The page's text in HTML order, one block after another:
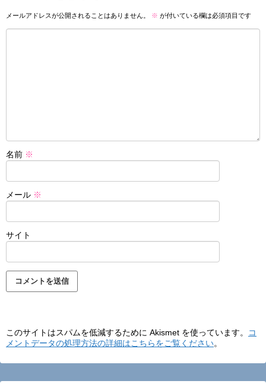
メールアドレスが公開されることはありません。 ※ が付いている欄は必須項目です
名前 ※
メール ※
サイト
このサイトはスパムを低減するために Akismet を使っています。
コ
メントデータの処理方法の詳細はこちらをご覧ください。